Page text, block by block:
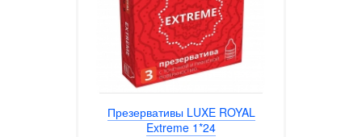
Презервативы LUXE ROYAL
Extreme 1*24